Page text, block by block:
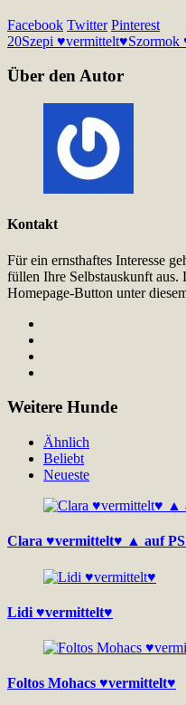
Facebook Twitter Pinterest
20Szepi ♥vermittelt♥Szormok
Über den Autor
Kontakt
Für ein ernsthaftes Interesse
füllen Ihre Selbstauskunft aus.
Homepage-Button unter
Weitere Hunde
Ähnlich
Beliebt
Neueste
Clara ♥vermittelt♥ ▲ auf PS
Lidi ♥vermittelt♥
Foltos Mohacs ♥vermittelt♥